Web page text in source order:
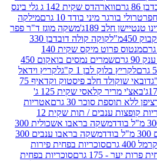
ווארהדס שקית 142 ג גלי בינס
מיני בודד 10 גרם
מילקה
משקה מוגז ד"ר פפר
קוקה קולה דובדבן 330
מנטוס פרוט מיקס שקית 140
שמרים נמסים בואקום 450
לבן 1 ק"ג
לקריץ וידאל
דובאי שוקולד חלב פיסטוק וקדאיף 75
באצ'י מריר קלאסי שקית 125 ג'
סוכר 30 גרם
אטריות
צמר גפן עם סוכריות קופצות ענבים / תות שקית 12
משקה בראבו אשכולית 300
משקה בראבו ענבים 300
סוכריות בפחית פירות
גרם
סוכריות בפחית